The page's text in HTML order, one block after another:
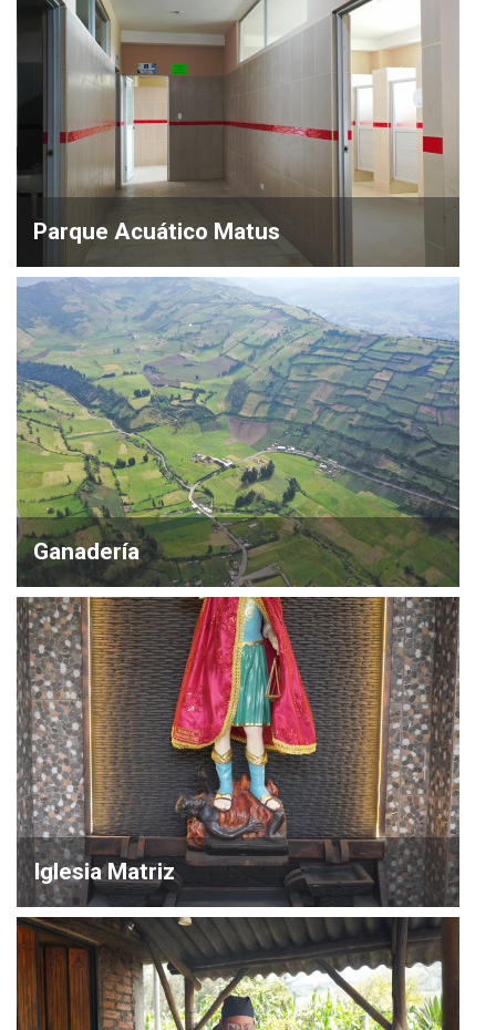
Parque Acuático Matus
Ganadería
Iglesia Matriz